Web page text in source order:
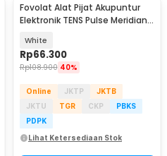
Fovolat Alat Pijat Akupuntur
Elektronik TENS Pulse Meridian
White
Rp66.300
Rp108.900 40%
Online JKTP
JKTB
JKTU
TGR CKP
PBKS
PDPK
Lihat Ketersediaan Stok